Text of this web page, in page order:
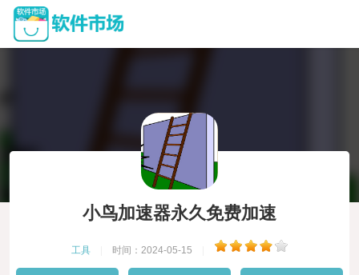
小鸟加速器永久免费加速
工具 时间：2024-05-15